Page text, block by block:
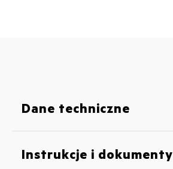
Dane techniczne
Instrukcje i dokumenty